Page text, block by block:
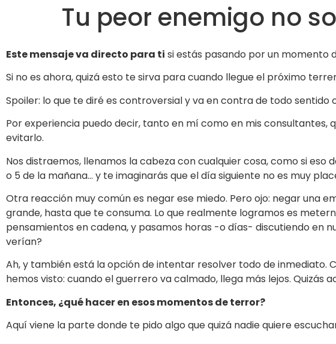
Tu peor enemigo no
Este mensaje va directo para ti si estás pasando por un momento
Si no es ahora, quizá esto te sirva para cuando llegue el próximo
Spoiler: lo que te diré es controversial y va en contra de todo sentido
Por experiencia puedo decir, tanto en mí como en mis consultantes,
evitarlo.
Nos distraemos, llenamos la cabeza con cualquier cosa, como si
o 5 de la mañana… y te imaginarás que el día siguiente no es muy
Otra reacción muy común es negar ese miedo. Pero ojo: negar una
grande, hasta que te consuma. Lo que realmente logramos es
pensamientos en cadena, y pasamos horas -o días- discutiendo en
verían?
Ah, y también está la opción de intentar resolver todo de inmediato.
hemos visto: cuando el guerrero va calmado, llega más lejos.
Entonces, ¿qué hacer en esos momentos de terror?
Aquí viene la parte donde te pido algo que quizá nadie quiere